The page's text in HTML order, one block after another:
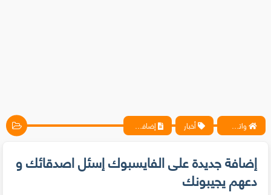
واتس آب ، فيسبوك ، أنترنت ، شروحات تقنية حصرية - المحترف أخبار إضافة جديدة على الفايسبوك إسئل اصدقائك و دعهم يجيبونك
إضافة جديدة على الفايسبوك إسئل اصدقائك و
دعهم يجيبونك